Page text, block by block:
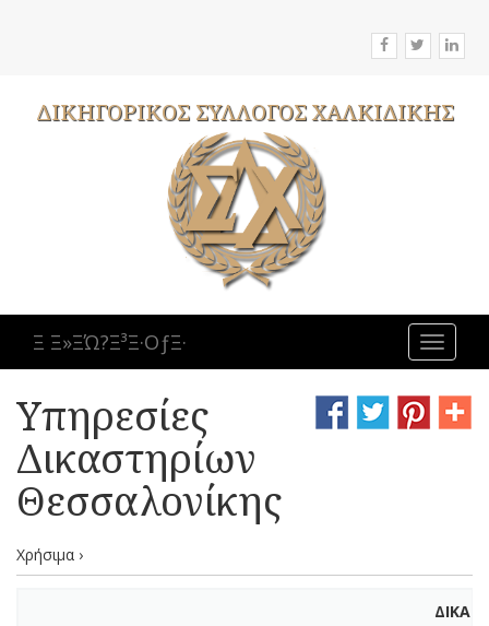
ΔΙΚΗΓΟΡΙΚΟΣ ΣΥΛΛΟΓΟΣΧΑΛΚΙΔΙΚΗΣ
Toggle
Ξ Ξ»ΞΏ?Ξ³Ξ·ΟƒΞ·
Υπηρεσίες
Δικαστηρίων
Θεσσαλονίκης
Χρήσιμα ›